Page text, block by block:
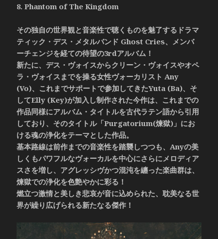
8. Phantom of The Kingdom
その独自の世界観と音楽性で聴くものを魅了するドラマ
ティック・デス・メタルバンド Ghost Cries、メンバ
ーチェンジを経ての待望の3rdアルバム！
新たに、デス・ヴォイスからクリーン・ヴォイスやオペ
ラ・ヴォイスまでを操る女性ヴォーカリスト Any
(Vo)、これまでサポートで参加してきたYuta (Ba)、そ
してElly (Key)が加入し制作された今作は、これまでの
作品同様にアルバム・タイトルを古代ラテン語から引用
しており、そのタイトル「Purgatorium(煉獄)」にお
ける魂の浄化をテーマとした作品。
基本路線は前作までの音楽性を踏襲しつつも、Anyの美
しくもパワフルなヴォーカルを中心にさらにメロディア
スさを増し、アグレッシヴかつ混沌を纏った楽曲群は、
煉獄での浄化を色艶やかに彩る！
燃立つ激情と美しき悲哀が音に込められた、耽美なる世
界が繰り広げられる新たなる傑作！